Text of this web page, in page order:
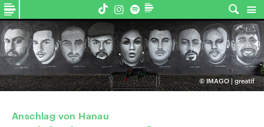
©IMAGO | greatif
Anschlag von Hanau